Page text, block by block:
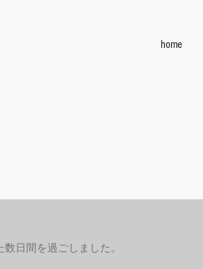
home
日間を過ごしました。